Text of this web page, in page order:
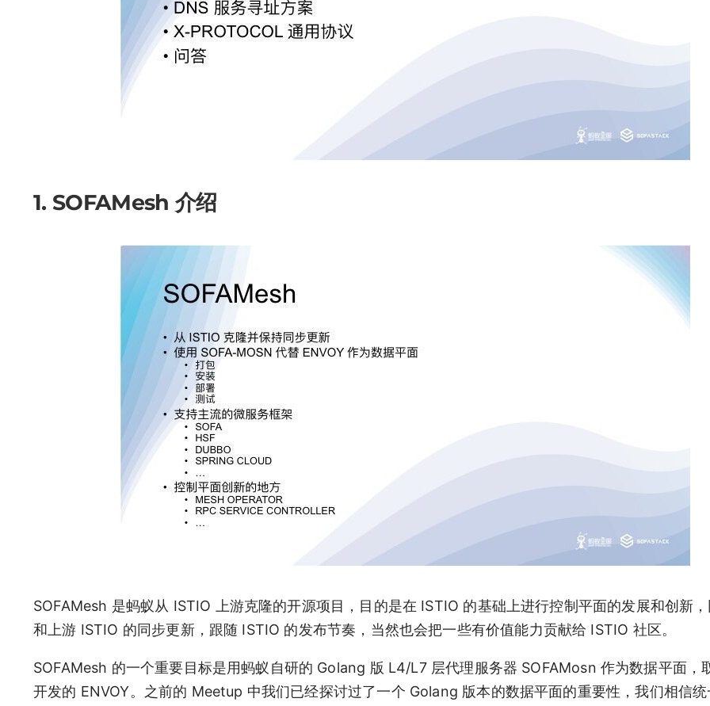
1. SOFAMesh 介绍
SOFAMesh 是蚂蚁从 ISTIO 上游克隆的开源项目，目的是在 ISTIO 的基础上进行控制平面的发展和创新
和上游 ISTIO 的同步更新，跟随 ISTIO 的发布节奏，当然也会把一些有价值能力贡献给 ISTIO 社区。
SOFAMesh 的一个重要目标是用蚂蚁自研的 Golang 版 L4/L7 层代理服务器 SOFAMosn 作为数据平面，
开发的 ENVOY。之前的 Meetup 中我们已经探讨过了一个 Golang 版本的数据平面的重要性，我们相信